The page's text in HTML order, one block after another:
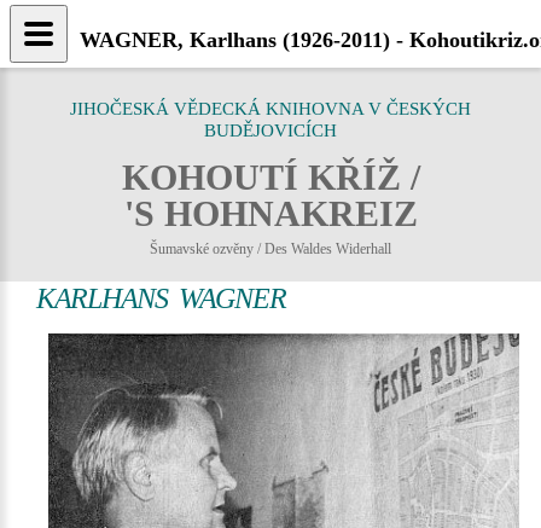
JIHOČESKÁ VĚDECKÁ KNIHOVNA V ČESKÝCH
BUDĚJOVICÍCH
KOHOUTÍ KŘÍŽ /
'S HOHNAKREIZ
Šumavské ozvěny / Des Waldes Widerhall
KARLHANS WAGNER
WAGNER, Karlhans (1926-2011) -